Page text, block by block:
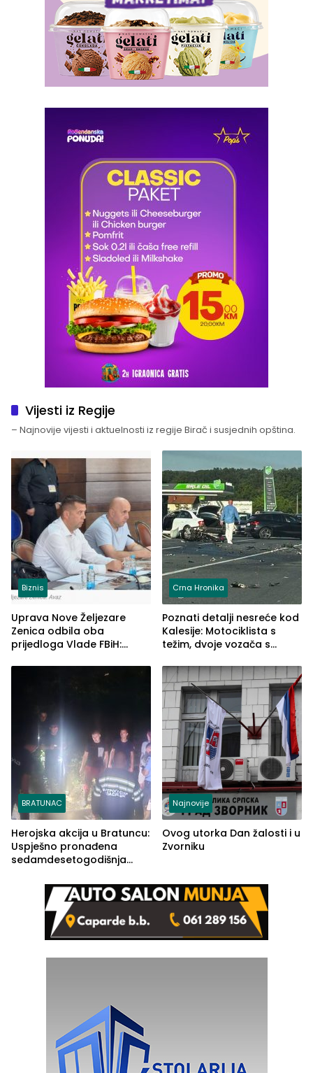
Vijesti iz Regije
– Najnovije vijesti i aktuelnosti iz regije Birač i susjednih opština.
Biznis
Uprava Nove Željezare
Zenica odbila oba
prijedloga Vlade FBiH:
rješenje
Crna Hronika
Poznati detalji nesreće kod
Kalesije: Motociklista s
težim, dvoje vozača s
BRATUNAC
Herojska akcija u Bratuncu:
Uspješno pronađena
sedamdesetogodišnja
Kravice.
Najnovije
Ovog utorka Dan žalosti i u
Zvorniku